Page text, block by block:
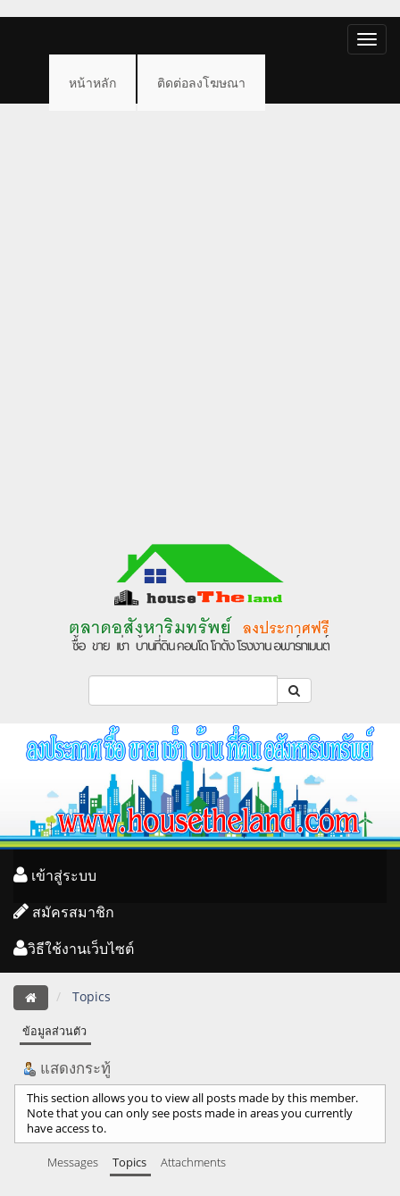
Toggle
หน้าหลัก ติดต่อลงโฆษณา
เข้าสู่ระบบ
สมัครสมาชิก
วิธีใช้งานเว็บไซต์
Topics
ข้อมูลส่วนตัว
แสดงกระทู้
This section allows you to view all posts made by this member.
Note that you can only see posts made in areas you currently
have access to.
Messages Topics Attachments